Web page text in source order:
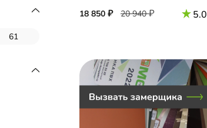
18 850 20 940 5.0